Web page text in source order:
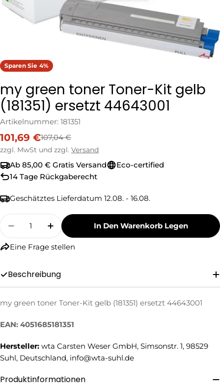
Sparen Sie 4%
my green toner Toner-Kit gelb
(181351) ersetzt 44643001
Artikelnummer: 181351
Verkaufspreis
101,69 €
Regulärer
Preis
107,04 €
zzgl. MwSt und zzgl. Versand
Ab 85,00 € Gratis Versand
Eco-certified
14 Tage Rückgaberecht
Geschätztes Lieferdatum 12.08. - 16.08.
Menge
Menge Für My Green Toner Toner-Kit Gelb
Menge Für My Green Toner Toner-
In Den Warenkorb Legen
Eine Frage stellen
Ihr
Ihre
Mail
Ihre
Beschreibung
my green toner Toner-Kit gelb (181351) ersetzt 44643001
EAN: 4051685181351
Hersteller: wta Carsten Weser GmbH, Simsonstr. 1, 98529
Suhl, Deutschland, info@wta-suhl.de
Produktinformationen